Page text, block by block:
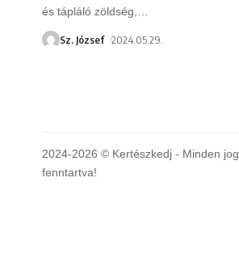
és tápláló zöldség,
Sz. József 2024.05.29.
2024-2026 © Kertészkedj - Minden jog
fenntartva!